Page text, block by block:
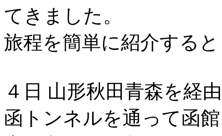
てきました。
旅程を簡単に紹介すると
４日 山形秋田青森を経
函トンネルを通って函